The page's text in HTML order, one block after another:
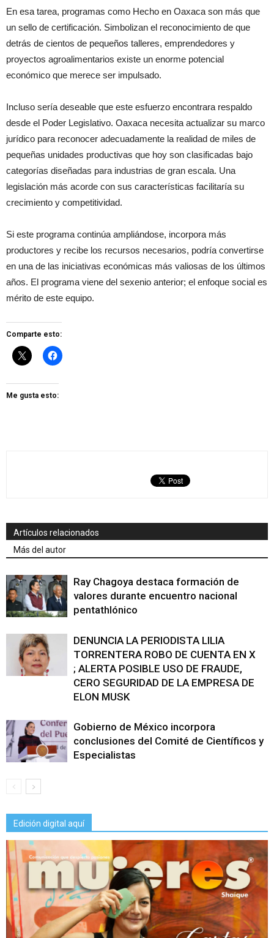
En esa tarea, programas como Hecho en Oaxaca son más que
un sello de certificación. Simbolizan el reconocimiento de que
detrás de cientos de pequeños talleres, emprendedores y
proyectos agroalimentarios existe un enorme potencial
económico que merece ser impulsado.
Incluso sería deseable que este esfuerzo encontrara respaldo
desde el Poder Legislativo. Oaxaca necesita actualizar su marco
jurídico para reconocer adecuadamente la realidad de miles de
pequeñas unidades productivas que hoy son clasificadas bajo
categorías diseñadas para industrias de gran escala. Una
legislación más acorde con sus características facilitaría su
crecimiento y competitividad.
Si este programa continúa ampliándose, incorpora más
productores y recibe los recursos necesarios, podría convertirse
en una de las iniciativas económicas más valiosas de los últimos
años. El programa viene del sexenio anterior; el enfoque social es
mérito de este equipo.
Comparte esto:
Me gusta esto:
Artículos relacionados
Más del autor
Ray Chagoya destaca formación de
valores durante encuentro nacional
pentathlónico
DENUNCIA LA PERIODISTA LILIA
TORRENTERA ROBO DE CUENTA EN X
; ALERTA POSIBLE USO DE FRAUDE,
CERO SEGURIDAD DE LA EMPRESA DE
ELON MUSK
Gobierno de México incorpora
conclusiones del Comité de Científicos y
Especialistas
Edición digital aquí